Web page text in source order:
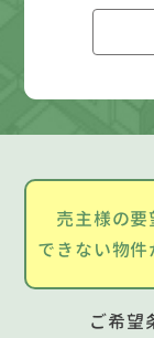
売主様の
できない物
ご希望